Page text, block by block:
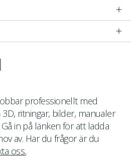
professionellt med
ritningar, bilder, manualer
in på länken för att ladda
av. Har du frågor är du
oss..